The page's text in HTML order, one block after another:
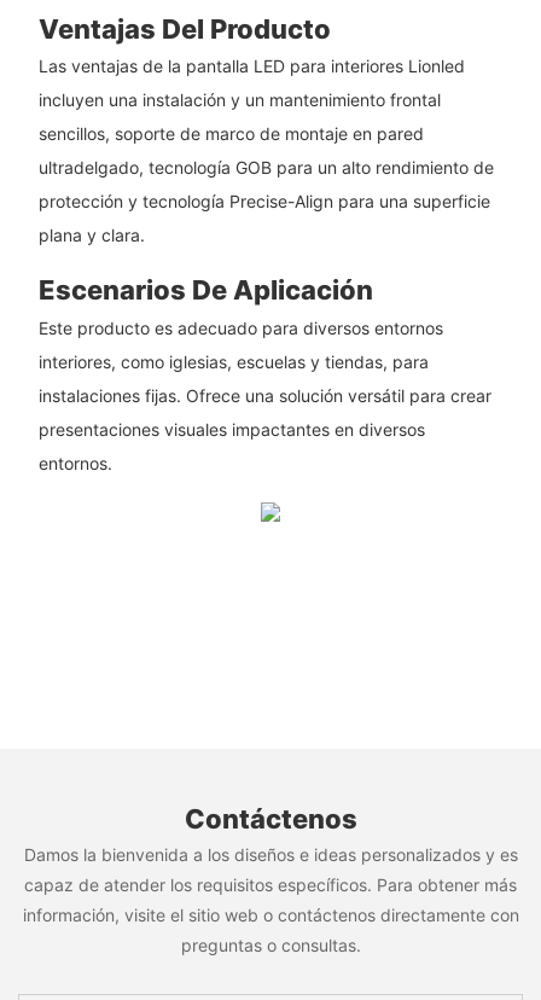
Ventajas Del Producto
Las ventajas de la pantalla LED para interiores Lionled
incluyen una instalación y un mantenimiento frontal
sencillos, soporte de marco de montaje en pared
ultradelgado, tecnología GOB para un alto rendimiento de
protección y tecnología Precise-Align para una superficie
plana y clara.
Escenarios De Aplicación
Este producto es adecuado para diversos entornos
interiores, como iglesias, escuelas y tiendas, para
instalaciones fijas. Ofrece una solución versátil para crear
presentaciones visuales impactantes en diversos
entornos.
Contáctenos
Damos la bienvenida a los diseños e ideas personalizados y es
capaz de atender los requisitos específicos. Para obtener más
información, visite el sitio web o contáctenos directamente con
preguntas o consultas.